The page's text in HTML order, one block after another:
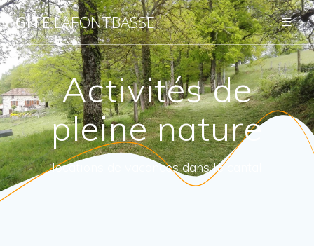
GITELAFONTBASSE
Activités de
pleine nature
locations de vacances dans le cantal